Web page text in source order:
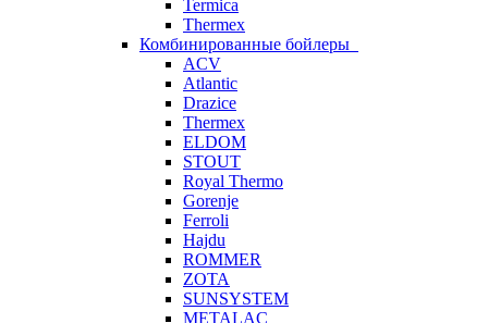
Termica
Thermex
Комбинированные бойлеры
ACV
Atlantic
Drazice
Thermex
ELDOM
STOUT
Royal Thermo
Gorenje
Ferroli
Hajdu
ROMMER
ZOTA
SUNSYSTEM
METALAC